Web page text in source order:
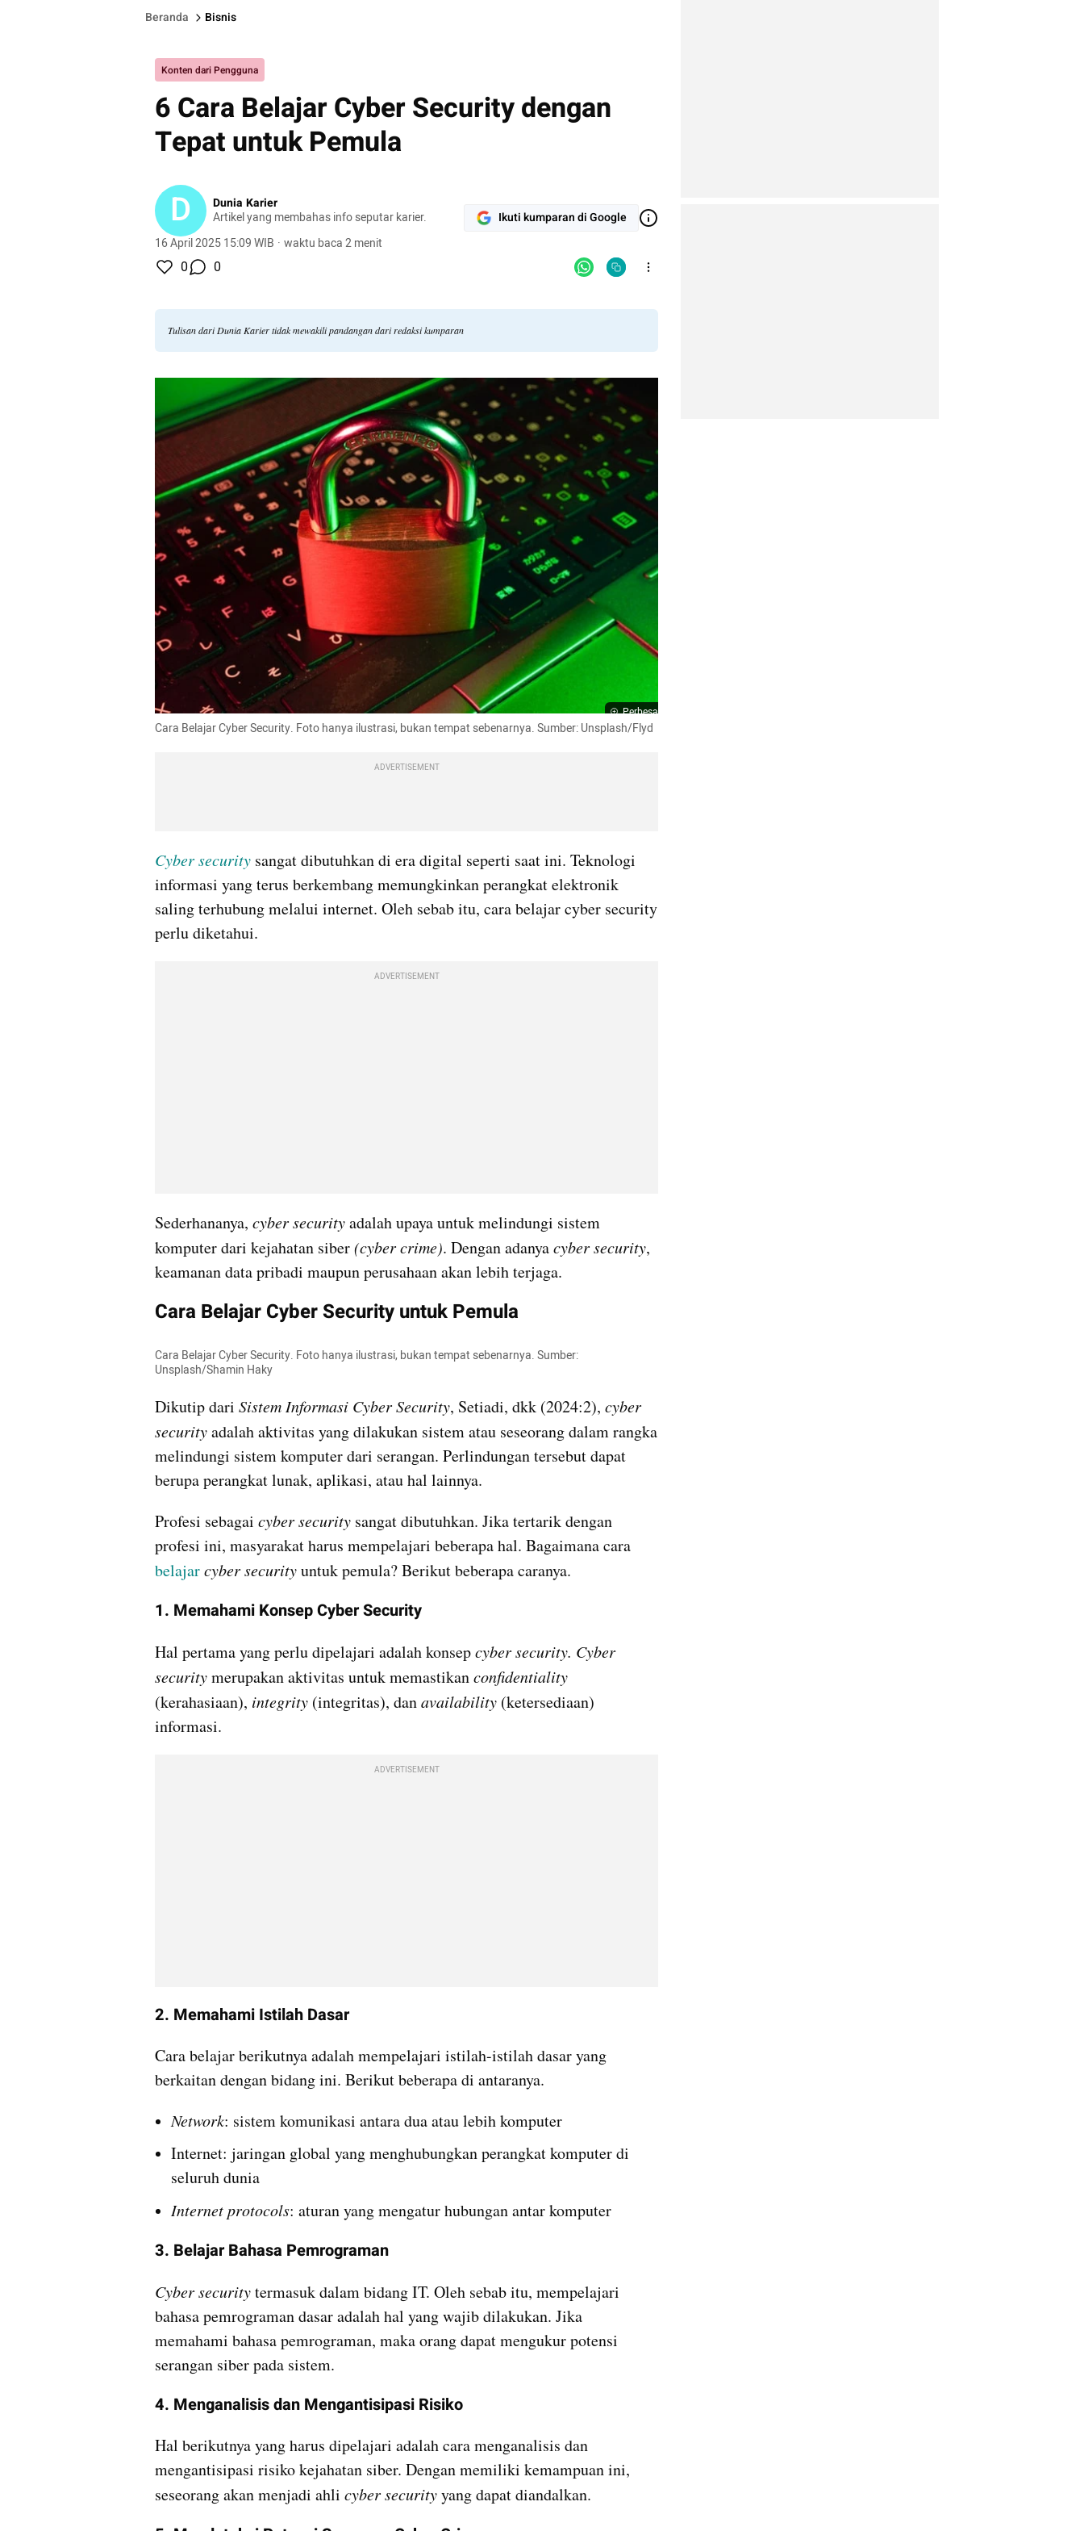
Beranda Bisnis
Konten dari Pengguna
6 Cara Belajar Cyber Security dengan
Tepat untuk Pemula
D
Dunia Karier
Artikel yang membahas info seputar karier.
16 April 2025 15:09 WIB · waktu baca 2 menit
Ikuti kumparan di Google
0 0
Tulisan dari Dunia Karier tidak mewakili pandangan dari redaksi kumparan
Perbesar
Cara Belajar Cyber Security. Foto hanya ilustrasi, bukan tempat sebenarnya. Sumber: Unsplash/Flyd
ADVERTISEMENT
Cyber security sangat dibutuhkan di era digital seperti saat ini. Teknologi
informasi yang terus berkembang memungkinkan perangkat elektronik
saling terhubung melalui internet. Oleh sebab itu, cara belajar cyber security
perlu diketahui.
ADVERTISEMENT
Sederhananya, cyber security adalah upaya untuk melindungi sistem
komputer dari kejahatan siber (cyber crime). Dengan adanya cyber security,
keamanan data pribadi maupun perusahaan akan lebih terjaga.
Cara Belajar Cyber Security untuk Pemula
Cara Belajar Cyber Security. Foto hanya ilustrasi, bukan tempat sebenarnya. Sumber:
Unsplash/Shamin Haky
Dikutip dari Sistem Informasi Cyber Security, Setiadi, dkk (2024:2), cyber
security adalah aktivitas yang dilakukan sistem atau seseorang dalam rangka
melindungi sistem komputer dari serangan. Perlindungan tersebut dapat
berupa perangkat lunak, aplikasi, atau hal lainnya.
Profesi sebagai cyber security sangat dibutuhkan. Jika tertarik dengan
belajar cyber security untuk pemula? Berikut beberapa caranya.
1. Memahami Konsep Cyber Security
Hal pertama yang perlu dipelajari adalah konsep cyber security. Cyber
security merupakan aktivitas untuk memastikan
(kerahasiaan), integrity (integritas), dan availability (ketersediaan)
informasi.
ADVERTISEMENT
2. Memahami Istilah Dasar
Cara belajar berikutnya adalah mempelajari istilah-istilah dasar yang
berkaitan dengan bidang ini. Berikut beberapa di antaranya.
Network: sistem komunikasi antara dua atau lebih komputer
Internet: jaringan global yang menghubungkan perangkat komputer di
seluruh dunia
Internet protocols: aturan yang mengatur hubungan antar komputer
3. Belajar Bahasa Pemrograman
Cyber security termasuk dalam bidang IT. Oleh sebab itu, mempelajari
bahasa pemrograman dasar adalah hal yang wajib dilakukan. Jika
memahami bahasa pemrograman, maka orang dapat mengukur potensi
serangan siber pada sistem.
4. Menganalisis dan Mengantisipasi Risiko
Hal berikutnya yang harus dipelajari adalah cara menganalisis dan
mengantisipasi risiko kejahatan siber. Dengan memiliki kemampuan ini,
seseorang akan menjadi ahli cyber security yang dapat diandalkan.